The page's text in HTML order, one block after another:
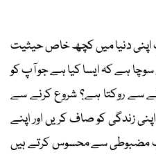
دنیا میں کچھ خاص حیثیت
ہے کہ ایسا کیا ہے جو آپ کو
سے روکتا ہے؟ شروع کرنے سے
زندگی کو صاف کریں اور اپنے
مضبوطی سے محسوس کرتے ہیں